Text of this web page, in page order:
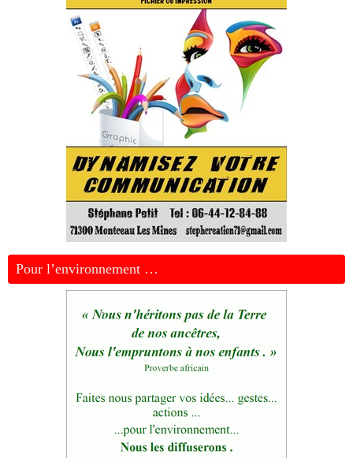
Pour l’environnement …